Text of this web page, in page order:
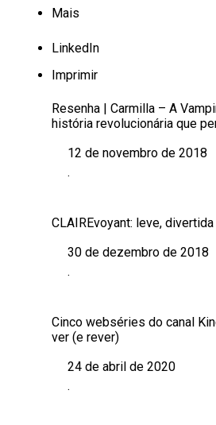
Mais
LinkedIn
Imprimir
Resenha | Carmilla – A
história revolucionária que
Data12 de novembro de 2018
Em relação a
.
CLAIREvoyant: leve,
Data
30 de dezembro de 2018
Em relação a
.
Cinco webséries do canal
ver (e rever)
Data
24 de abril de 2020
Em relação a
.